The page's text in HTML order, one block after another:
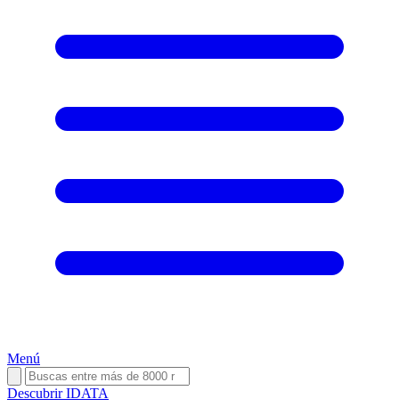
Menú
Descubrir IDATA